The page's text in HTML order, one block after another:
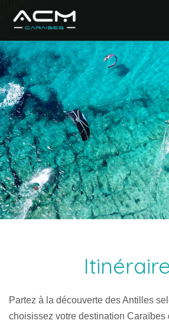
Partez à la découverte des Antilles
choisissez votre destination Caraïbes